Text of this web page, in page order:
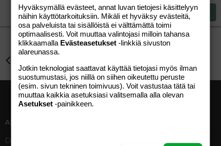
18
22
26
Tahoma
Times New Roman
Trebuchet MS
Justify text
Heading 3 Lähetä vastaus
ASIAKASPALVELU
Digipalvelut (09) 156 6227
Hyväksymällä evästeet, annat luvan tietojesi käsittelyyn
näihin käyttötarkoituksiin. Mikäli et hyväksy evästeitä,
osa palveluista tai sisällöistä ei välttämättä toimi
optimaalisesti. Voit muuttaa valintojasi milloin tahansa
klikkaamalla Evästeasetukset -linkkiä sivuston
alareunassa.
Jotkin teknologiat saattavat käyttää tietojasi myös ilman
suostumustasi, jos niillä on siihen oikeutettu peruste
(esim. sivun tekninen toimivuus). Voit vastustaa tätä tai
muuttaa kaikkia asetuksiasi valitsemalla alla olevan
Asetukset -painikkeen.